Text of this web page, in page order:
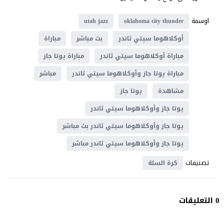
اوسمة
oklahoma city thunder
utah jazz
أوكلاهوما سيتي ثاندر
بث مباشر
مباراة
مباراة أوكلاهوما سيتي ثاندر
مباراة يوتا جاز
مباراة يوتا جاز وأوكلاهوما سيتي ثاندر
مباشر
مشاهدة
يوتا جاز
يوتا جاز وأوكلاهوما سيتي ثاندر
يوتا جاز وأوكلاهوما سيتي ثاندر بث مباشر
يوتا جاز وأوكلاهوما سيتي ثاندر مباشر
تصنيفات كرة السلة
0 التعليقات